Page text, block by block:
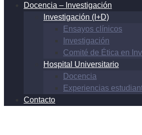
Docencia – Investigación
Investigación (I+D)
Ensayos clínicos
Investigación
Comité de Ética en
Hospital Universitario
Docencia
Experiencias
Contacto